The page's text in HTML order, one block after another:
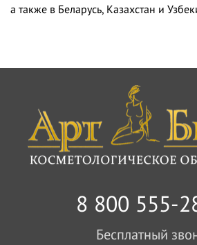
а также в Беларусь, Казахстан и
8 800 555-
Бесплатный